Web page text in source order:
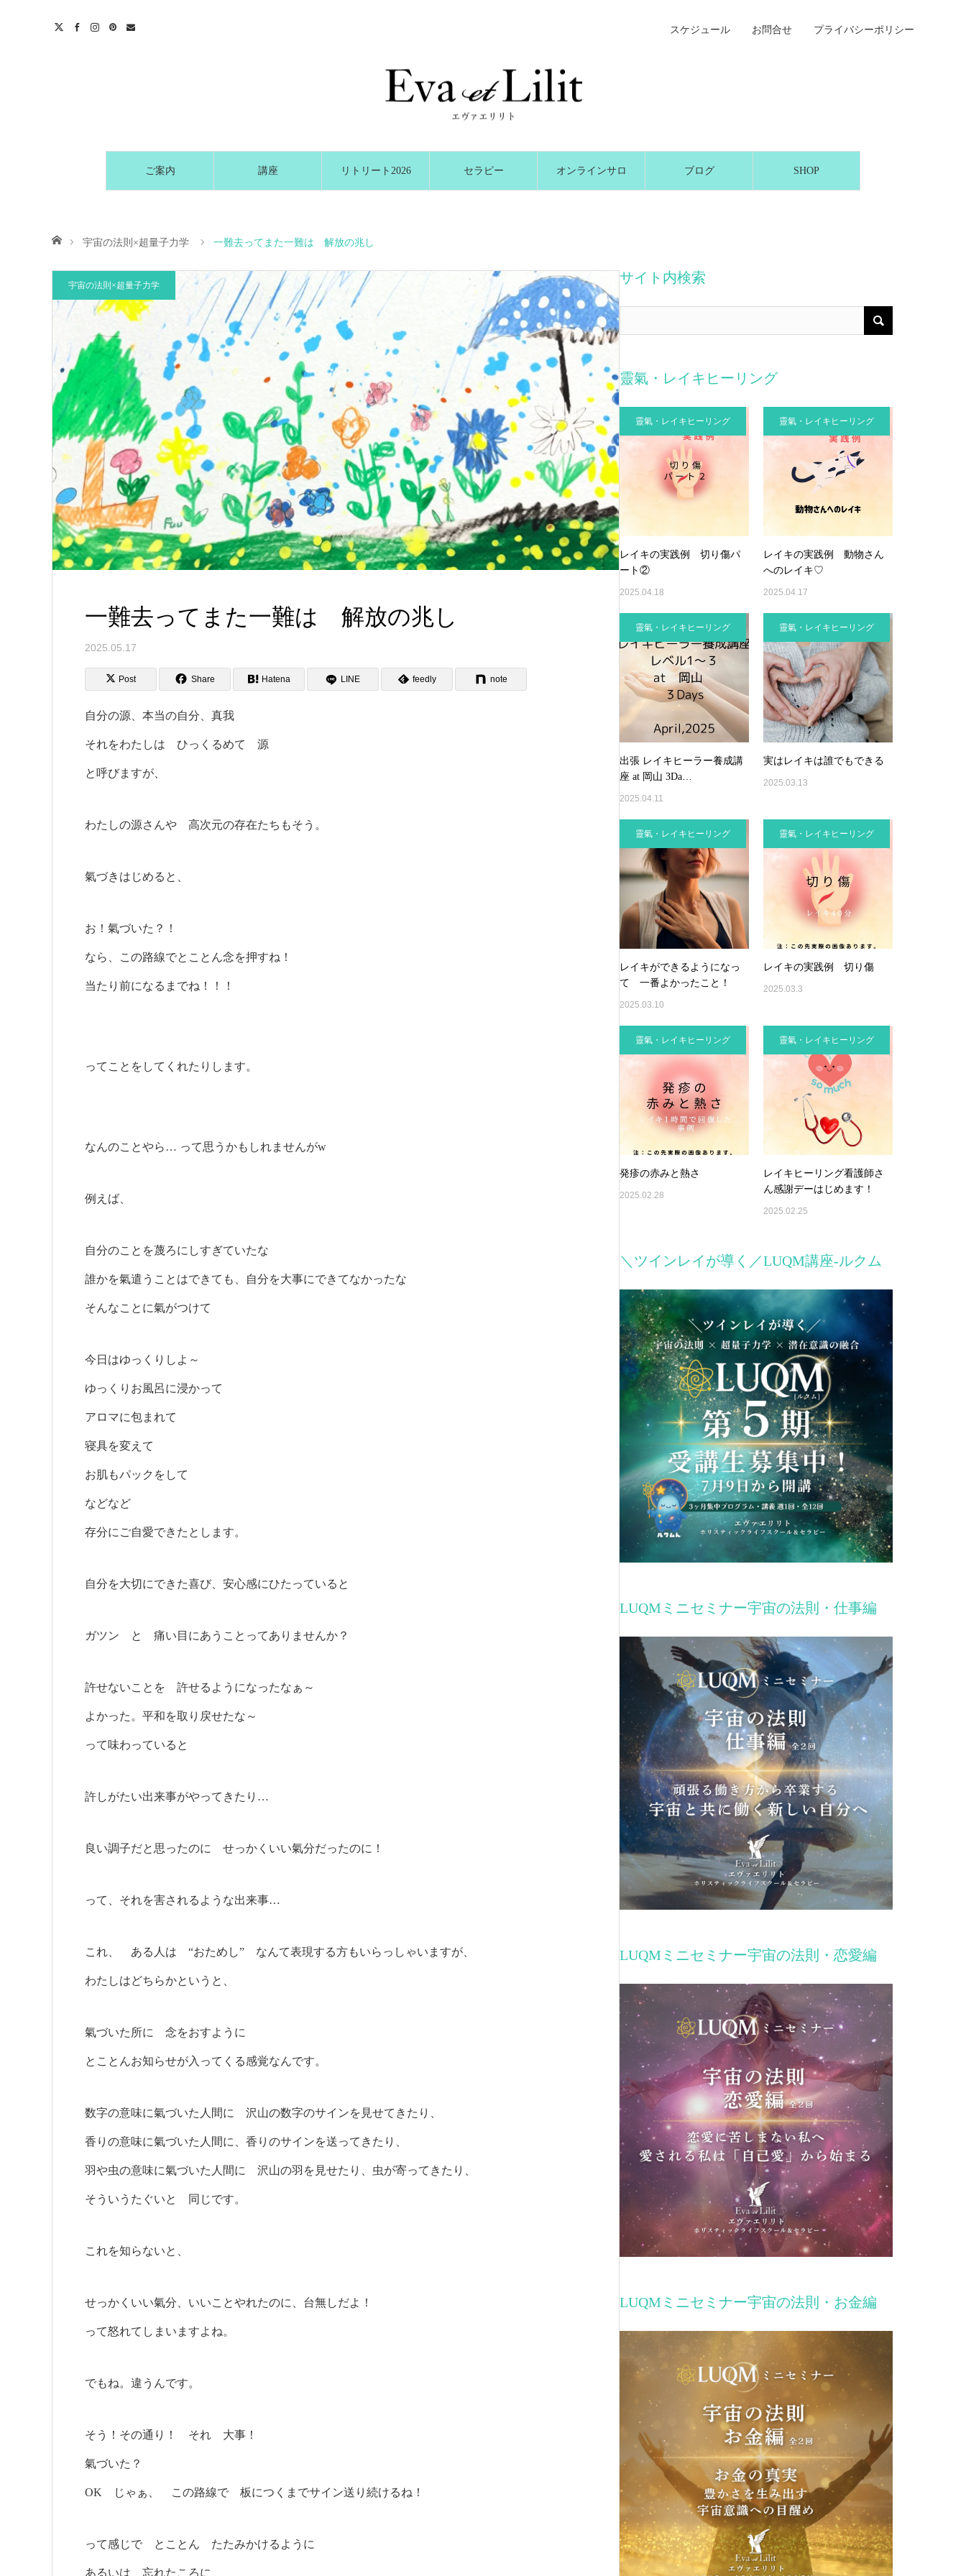
ご案内 講座 リトリート2026 セラピー オンラインサロ ブログ SHOP
スケジュール お問合せ プライバシーポリシー
ホーム宇宙の法則×超量子力学 一難去ってまた一難は 解放の兆し
宇宙の法則×超量子力学
一難去ってまた一難は 解放の兆し
2025.05.17
Post Share Hatena LINE feedly note
自分の源、本当の自分、真我
それをわたしは ひっくるめて 源
と呼びますが、
わたしの源さんや 高次元の存在たちもそう。
氣づきはじめると、
お！氣づいた？！
なら、この路線でとことん念を押すね！
当たり前になるまでね！！！
ってことをしてくれたりします。
なんのことやら… って思うかもしれませんがw
例えば、
自分のことを蔑ろにしすぎていたな
誰かを氣遣うことはできても、自分を大事にできてなかったな
そんなことに氣がつけて
今日はゆっくりしよ～
ゆっくりお風呂に浸かって
アロマに包まれて
寝具を変えて
お肌もパックをして
などなど
存分にご自愛できたとします。
自分を大切にできた喜び、安心感にひたっていると
ガツン と 痛い目にあうことってありませんか？
許せないことを 許せるようになったなぁ～
よかった。平和を取り戻せたな～
って味わっていると
許しがたい出来事がやってきたり…
良い調子だと思ったのに せっかくいい氣分だったのに！
って、それを害されるような出来事…
これ、 ある人は “おためし” なんて表現する方もいらっしゃいますが、
わたしはどちらかというと、
氣づいた所に 念をおすように
とことんお知らせが入ってくる感覚なんです。
数字の意味に氣づいた人間に 沢山の数字のサインを見せてきたり、
香りの意味に氣づいた人間に、香りのサインを送ってきたり、
羽や虫の意味に氣づいた人間に 沢山の羽を見せたり、虫が寄ってきたり、
そういうたぐいと 同じです。
これを知らないと、
せっかくいい氣分、いいことやれたのに、台無しだよ！
って怒れてしまいますよね。
でもね。違うんです。
そう！その通り！ それ 大事！
氣づいた？
OK じゃぁ、 この路線で 板につくまでサイン送り続けるね！
って感じで とことん たたみかけるように
あるいは 忘れたころに
サイト内検索
靈氣・レイキヒーリング
靈氣・レイキヒーリング
レイキの実践例 切り傷パ
ート②
2025.04.18
靈氣・レイキヒーリング
レイキの実践例 動物さん
へのレイキ♡
2025.04.17
靈氣・レイキヒーリング
出張 レイキヒーラー養成講
座 at 岡山 3Da…
2025.04.11
靈氣・レイキヒーリング
実はレイキは誰でもできる
2025.03.13
靈氣・レイキヒーリング
レイキができるようになっ
て 一番よかったこと！
2025.03.10
靈氣・レイキヒーリング
レイキの実践例 切り傷
2025.03.3
靈氣・レイキヒーリング
発疹の赤みと熱さ
2025.02.28
靈氣・レイキヒーリング
レイキヒーリング看護師さ
ん感謝デーはじめます！
2025.02.25
＼ツインレイが導く／LUQM講座-ルクム
LUQMミニセミナー宇宙の法則・仕事編
LUQMミニセミナー宇宙の法則・恋愛編
LUQMミニセミナー宇宙の法則・お金編